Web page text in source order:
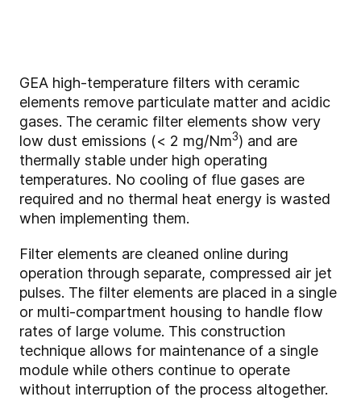
GEA high-temperature filters with ceramic
elements remove particulate matter and acidic
gases. The ceramic filter elements show very
low dust emissions (< 2 mg/Nm3) and are
thermally stable under high operating
temperatures. No cooling of flue gases are
required and no thermal heat energy is wasted
when implementing them.
Filter elements are cleaned online during
operation through separate, compressed air jet
pulses. The filter elements are placed in a single
or multi-compartment housing to handle flow
rates of large volume. This construction
technique allows for maintenance of a single
module while others continue to operate
without interruption of the process altogether.